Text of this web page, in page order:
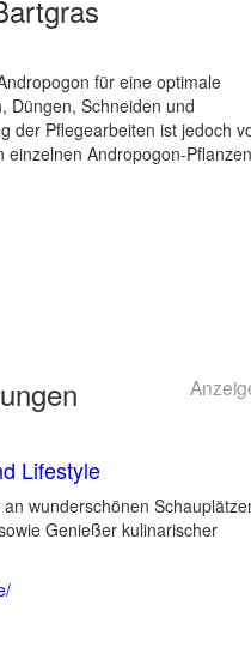
für eine optimale
Düngen, Schneiden und
der Pflegearbeiten ist jedoch
Andropogon-Pflanzen
Lifestyle
wunderschönen
Genießer kulinarischer